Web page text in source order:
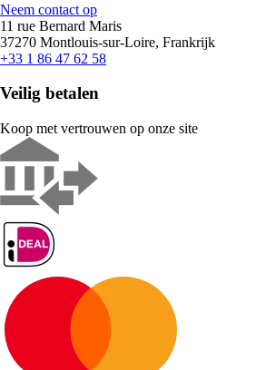
Neem contact op
11 rue Bernard Maris
37270 Montlouis-sur-Loire, Frankrijk
+33 1 86 47 62 58
Veilig betalen
Koop met vertrouwen op onze site